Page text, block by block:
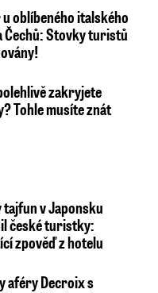
oblíbeného italského
Čechů: Stovky turistů
zakryjete
Tohle musíte znát
tajfun v Japonsku
české turistky:
zpověď z hotelu
aféry Decroix s